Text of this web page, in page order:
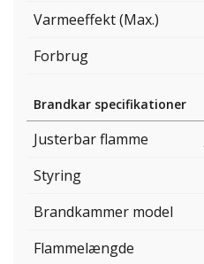
Varmeeffekt (Max.)
Forbrug
Brandkar specifikationer
Justerbar flamme
Styring
Brandkammer model
Flammelængde